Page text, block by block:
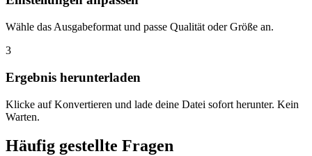
Wähle das Ausgabeformat und passe Qualität oder Größe an.
3
Ergebnis herunterladen
Klicke auf Konvertieren und lade deine Datei sofort herunter. Kein
Warten.
Häufig gestellte Fragen